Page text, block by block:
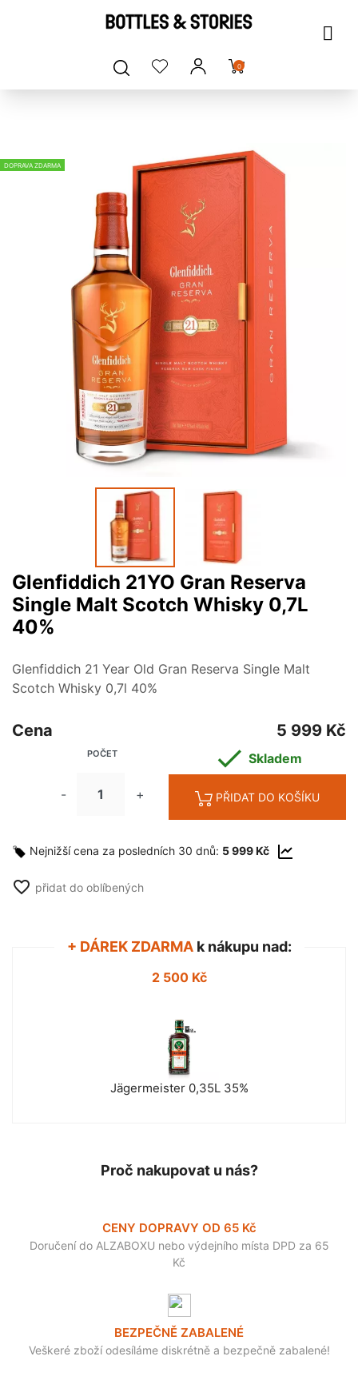
0
DOPRAVA ZDARMA
Glenfiddich 21YO Gran Reserva
Single Malt Scotch Whisky 0,7L
40%
Glenfiddich 21 Year Old Gran Reserva Single Malt
Scotch Whisky 0,7l 40%
Cena 5 999 Kč
POČET
- +
 Skladem
PŘIDAT DO KOŠÍKU
Nejnižší cena za posledních 30 dnů: 5 999 Kč
favorite_border přidat do oblíbených
+ DÁREK ZDARMAk nákupu nad:
2 500 Kč
Jägermeister 0,35L 35%
Proč nakupovat u nás?
CENY DOPRAVY OD 65 Kč
Doručení do ALZABOXU nebo výdejního místa DPD za 65
Kč
BEZPEČNĚ ZABALENÉ
Veškeré zboží odesíláme diskrétně a bezpečně zabalené!